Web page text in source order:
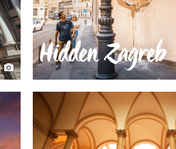
Hidden Zagreb